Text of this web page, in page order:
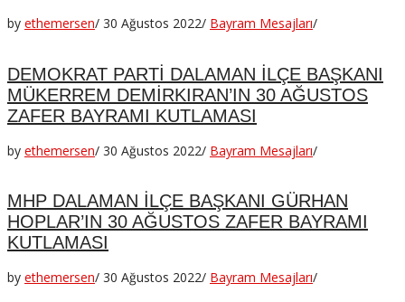
by ethemersen/ 30 Ağustos 2022/ Bayram Mesajları/
DEMOKRAT PARTİ DALAMAN İLÇE BAŞKANI
MÜKERREM DEMİRKIRAN’IN 30 AĞUSTOS
ZAFER BAYRAMI KUTLAMASI
by ethemersen/ 30 Ağustos 2022/ Bayram Mesajları/
MHP DALAMAN İLÇE BAŞKANI GÜRHAN
HOPLAR’IN 30 AĞUSTOS ZAFER BAYRAMI
KUTLAMASI
by ethemersen/ 30 Ağustos 2022/ Bayram Mesajları/